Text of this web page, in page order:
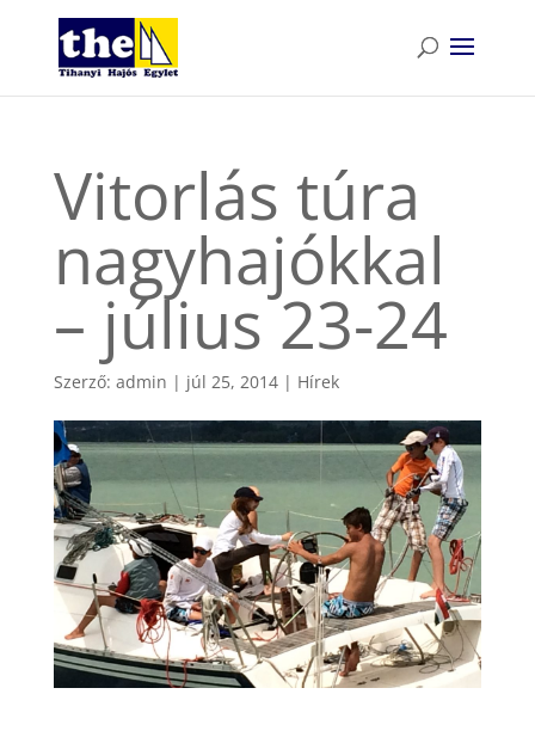
Vitorlás túra
nagyhajókkal
– július 23-24
Szerző: admin | júl 25, 2014| Hírek